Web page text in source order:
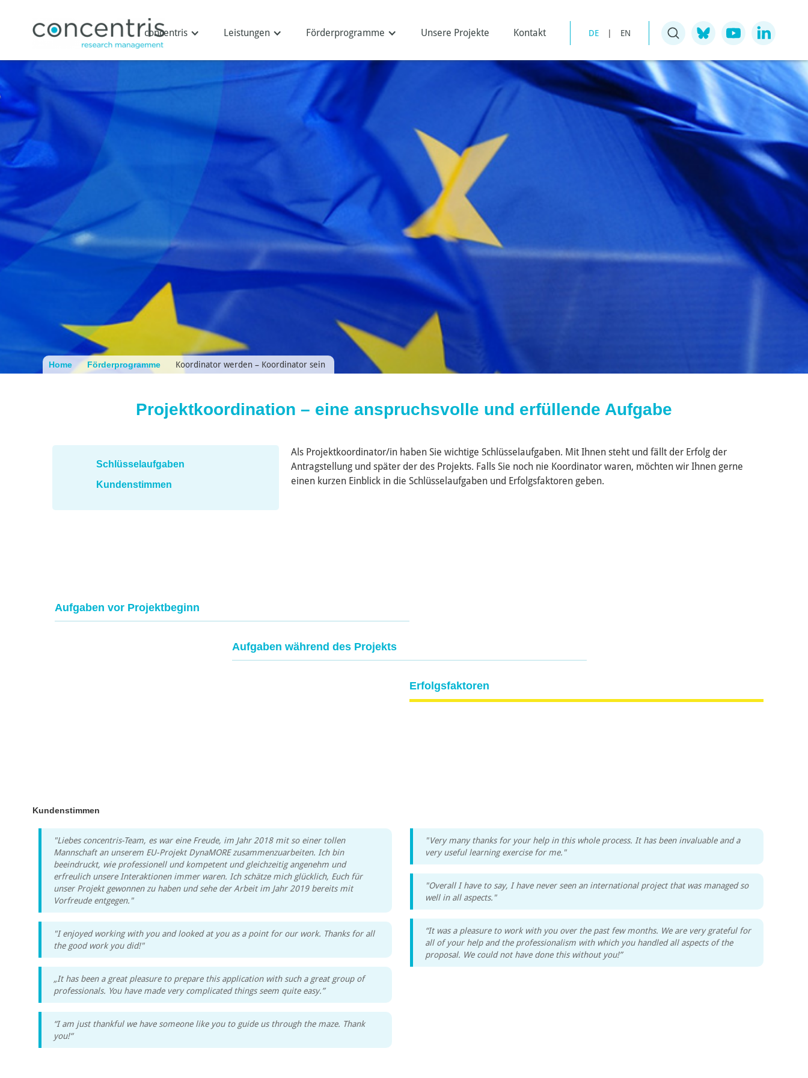
concentris Leistungen Förderprogramme Unsere Projekte Kontakt DE EN
Home Förderprogramme Koordinator werden – Koordinator sein
Projektkoordination – eine anspruchsvolle und erfüllende Aufgabe
Schlüsselaufgaben
Kundenstimmen
Als Projektkoordinator/in haben Sie wichtige Schlüsselaufgaben. Mit Ihnen steht und fällt der Erfolg der
Antragstellung und später der des Projekts. Falls Sie noch nie Koordinator waren, möchten wir Ihnen gerne
einen kurzen Einblick in die Schlüsselaufgaben und Erfolgsfaktoren geben.
Aufgaben vor Projektbeginn
Aufgaben während des Projekts
Erfolgsfaktoren
Kundenstimmen
"Liebes concentris-Team, es war eine Freude, im Jahr 2018 mit so einer tollen
Mannschaft an unserem EU-Projekt DynaMORE zusammenzuarbeiten. Ich bin
beeindruckt, wie professionell und kompetent und gleichzeitig angenehm und
erfreulich unsere Interaktionen immer waren. Ich schätze mich glücklich, Euch für
unser Projekt gewonnen zu haben und sehe der Arbeit im Jahr 2019 bereits mit
Vorfreude entgegen."
"I enjoyed working with you and looked at you as a point for our work. Thanks for all
the good work you did!"
„It has been a great pleasure to prepare this application with such a great group of
professionals. You have made very complicated things seem quite easy.”
“I am just thankful we have someone like you to guide us through the maze. Thank
you!“
"Very many thanks for your help in this whole process. It has been invaluable and a
very useful learning exercise for me."
"Overall I have to say, I have never seen an international project that was managed so
well in all aspects."
“It was a pleasure to work with you over the past few months. We are very grateful for
all of your help and the professionalism with which you handled all aspects of the
proposal. We could not have done this without you!”